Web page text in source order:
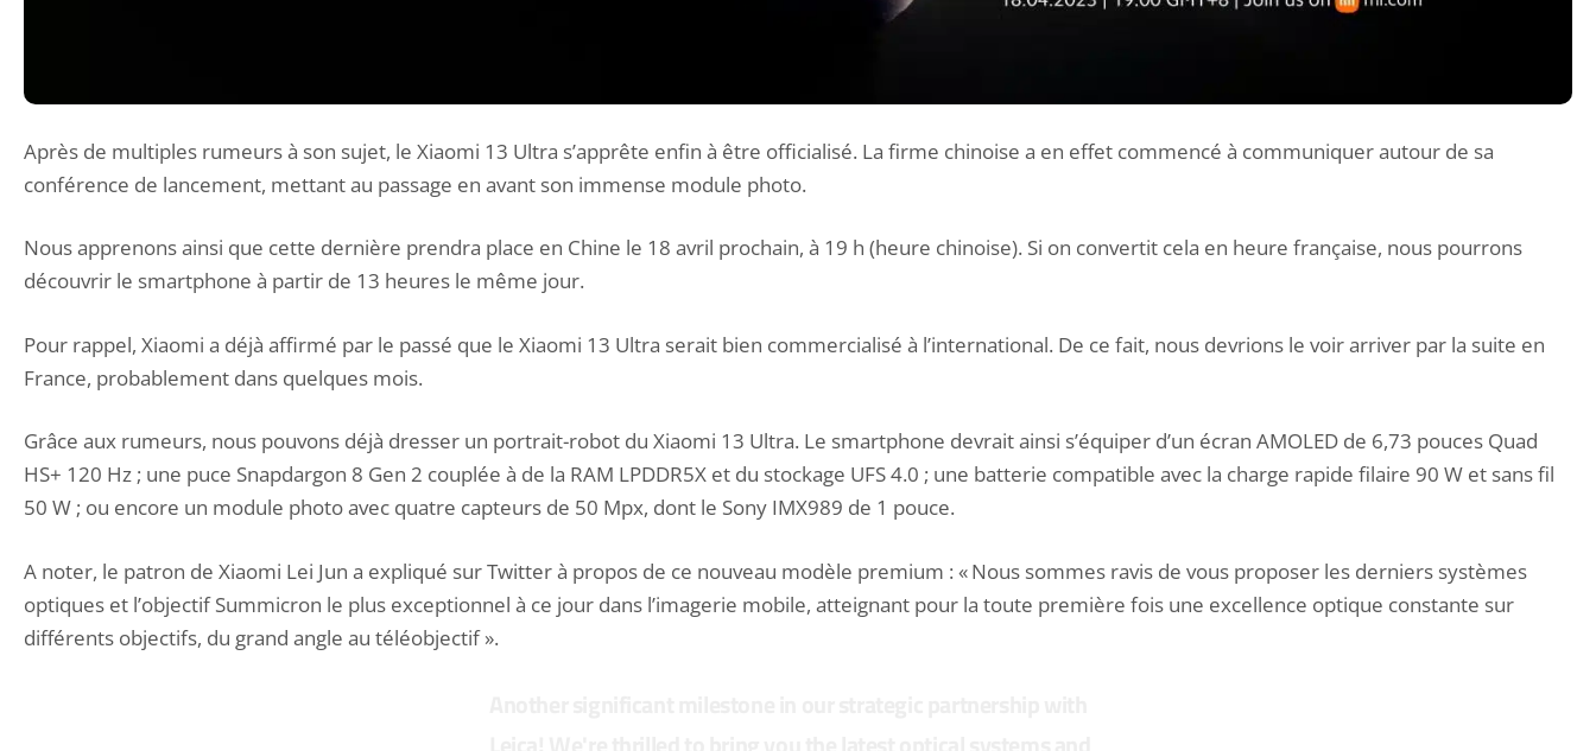
Après de multiples rumeurs à son sujet, le Xiaomi 13 Ultra s’apprête enfin à être officialisé. La firme chinoise a en effet commencé à communiquer autour de sa
conférence de lancement, mettant au passage en avant son immense module photo.
Nous apprenons ainsi que cette dernière prendra place en Chine le 18 avril prochain, à 19 h (heure chinoise). Si on convertit cela en heure française, nous pourrons
découvrir le smartphone à partir de 13 heures le même jour.
Pour rappel, Xiaomi a déjà affirmé par le passé que le Xiaomi 13 Ultra serait bien commercialisé à l’international. De ce fait, nous devrions le voir arriver par la suite en
France, probablement dans quelques mois.
Grâce aux rumeurs, nous pouvons déjà dresser un portrait-robot du Xiaomi 13 Ultra. Le smartphone devrait ainsi s’équiper d’un écran AMOLED de 6,73 pouces Quad
HS+ 120 Hz ; une puce Snapdargon 8 Gen 2 couplée à de la RAM LPDDR5X et du stockage UFS 4.0 ; une batterie compatible avec la charge rapide filaire 90 W et sans fil
50 W ; ou encore un module photo avec quatre capteurs de 50 Mpx, dont le Sony IMX989 de 1 pouce.
A noter, le patron de Xiaomi Lei Jun a expliqué sur Twitter à propos de ce nouveau modèle premium : « Nous sommes ravis de vous proposer les derniers systèmes
optiques et l’objectif Summicron le plus exceptionnel à ce jour dans l’imagerie mobile, atteignant pour la toute première fois une excellence optique constante sur
différents objectifs, du grand angle au téléobjectif ».